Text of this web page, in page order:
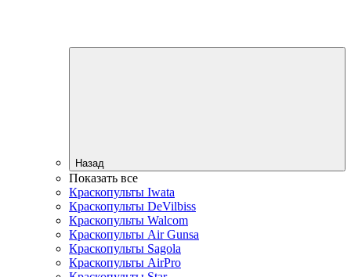
Назад
Показать все
Краскопульты Iwata
Краскопульты DeVilbiss
Краскопульты Walcom
Краскопульты Air Gunsa
Краскопульты Sagola
Краскопульты AirPro